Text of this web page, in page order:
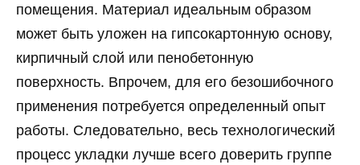
помещения. Материал идеальным образом
может быть уложен на гипсокартонную основу,
кирпичный слой или пенобетонную
поверхность. Впрочем, для его безошибочного
применения потребуется определенный опыт
работы. Следовательно, весь технологический
процесс укладки лучше всего доверить группе